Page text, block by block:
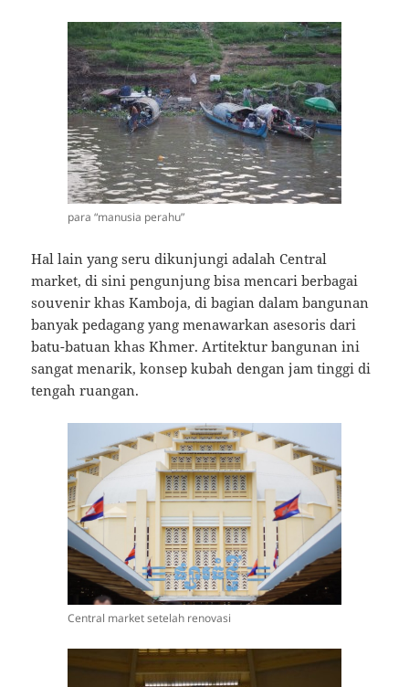
para “manusia perahu”
Hal lain yang seru dikunjungi adalah Central
market, di sini pengunjung bisa mencari berbagai
souvenir khas Kamboja, di bagian dalam bangunan
banyak pedagang yang menawarkan asesoris dari
batu-batuan khas Khmer. Artitektur bangunan ini
sangat menarik, konsep kubah dengan jam tinggi di
tengah ruangan.
Central market setelah renovasi